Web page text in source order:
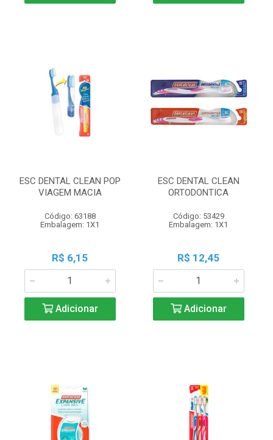
ESC DENTAL CLEAN POP
VIAGEM MACIA
Código: 63188
Embalagem: 1X1
R$ 6,15
Adicionar
ESC DENTAL CLEAN
ORTODONTICA
Código: 53429
Embalagem: 1X1
R$ 12,45
Adicionar